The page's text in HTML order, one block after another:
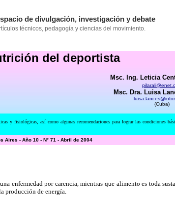
del deportista
Msc. Ing. Leticia
Msc. Dra. Luisa
(Cuba)
fisiológicas, así como algunas recomendaciones para lograr las condiciones
Aires - Año 10 - N° 71 - Abril de 2004
por carencia, mientras que alimento es toda
producción de energía.